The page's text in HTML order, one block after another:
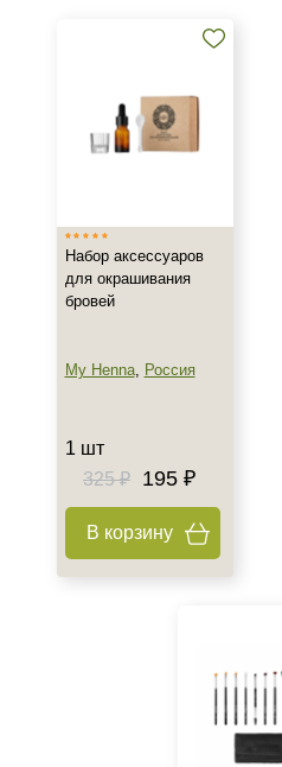
Тип товара
Набор
Объём
11 шт/упк
Набор аксессуаров
для окрашивания
бровей
My Henna, Россия
1 шт
325 ₽
195 ₽
В корзину